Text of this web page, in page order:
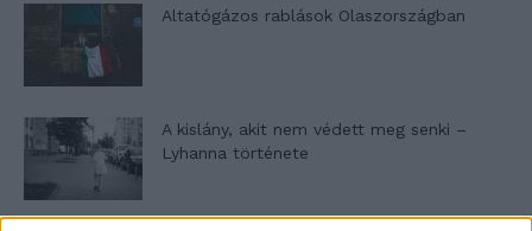
Altatógázos rablások Olaszországban
A kislány, akit nem védett meg senki –
Lyhanna története